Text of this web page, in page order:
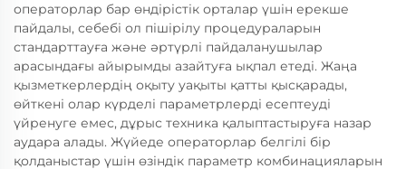
операторлар бар өндірістік орталар үшін ерекше
пайдалы, себебі ол пішірілу процедураларын
стандарттауға және әртүрлі пайдаланушылар
арасындағы айырымды азайтуға ықпал етеді. Жаңа
қызметкерлердің оқыту уақыты қатты қысқарады,
өйткені олар күрделі параметрлерді есептеуді
үйренуге емес, дұрыс техника қалыптастыруға назар
аудара алады. Жүйеде операторлар белгілі бір
қолданыстар үшін өзіндік параметр комбинацияларын